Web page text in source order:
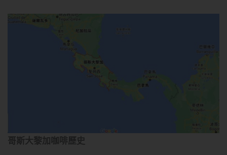
哥斯大黎加咖啡歷史